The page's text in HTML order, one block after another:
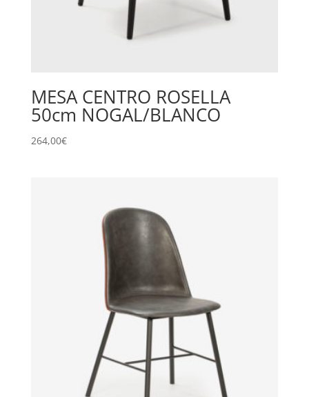
MESA CENTRO ROSELLA
50cm NOGAL/BLANCO
264,00€